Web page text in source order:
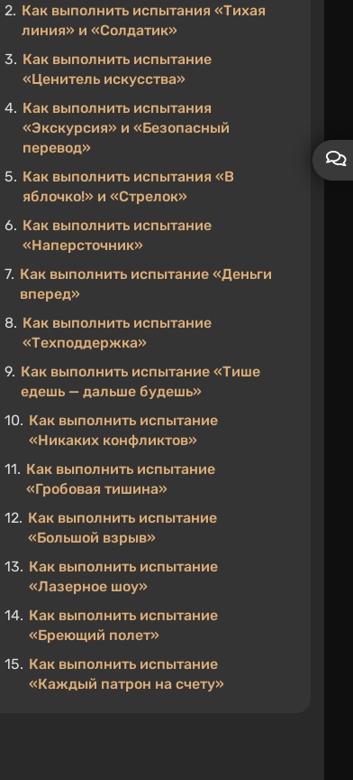
2. Как выполнить испытания «Тихая
линия» и «Солдатик»
3. Как выполнить испытание
«Ценитель искусства»
4. Как выполнить испытания
«Экскурсия» и «Безопасный
перевод»
5. Как выполнить испытания «В
яблочко!» и «Стрелок»
6. Как выполнить испытание
«Наперсточник»
7. Как выполнить испытание «Деньги
вперед»
8. Как выполнить испытание
«Техподдержка»
9. Как выполнить испытание «Тише
едешь — дальше будешь»
10. Как выполнить испытание
«Никаких конфликтов»
11. Как выполнить испытание
«Гробовая тишина»
12. Как выполнить испытание
«Большой взрыв»
13. Как выполнить испытание
«Лазерное шоу»
14. Как выполнить испытание
«Бреющий полет»
15. Как выполнить испытание
«Каждый патрон на счету»